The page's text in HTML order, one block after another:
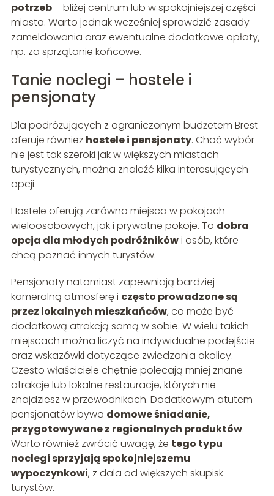
potrzeb– bliżej centrum lub w spokojniejszej części
miasta. Warto jednak wcześniej sprawdzić zasady
zameldowania oraz ewentualne dodatkowe opłaty,
np. za sprzątanie końcowe.
Tanie noclegi – hostele i
pensjonaty
Dla podróżujących z ograniczonym budżetem Brest
oferuje również hostele i pensjonaty. Choć wybór
nie jest tak szeroki jak w większych miastach
turystycznych, można znaleźć kilka interesujących
opcji.
Hostele oferują zarówno miejsca w pokojach
wieloosobowych, jak i prywatne pokoje. To dobra
opcja dla młodych podróżnikówi osób, które
chcą poznać innych turystów.
Pensjonaty natomiast zapewniają bardziej
kameralną atmosferę i często prowadzone są
przez lokalnych mieszkańców, co może być
dodatkową atrakcją samą w sobie. W wielu takich
miejscach można liczyć na indywidualne podejście
oraz wskazówki dotyczące zwiedzania okolicy.
Często właściciele chętnie polecają mniej znane
atrakcje lub lokalne restauracje, których nie
znajdziesz w przewodnikach. Dodatkowym atutem
pensjonatów bywa domowe śniadanie,
przygotowywane z regionalnych produktów.
Warto również zwrócić uwagę, że tego typu
noclegi sprzyjają spokojniejszemu
wypoczynkowi, z dala od większych skupisk
turystów.